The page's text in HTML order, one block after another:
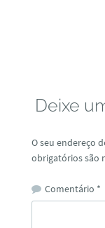
Deixe
O seu endereço
obrigatórios são
Comentário *